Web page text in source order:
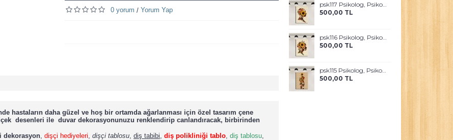
psk117 Psikolog, Psikoterapi ve Psikiyatri Merkezi, Terapi Odası Tablosu Sanatla Terapi
500,00 TL
psk116 Psikolog, Psikoterapi ve Psikiyatri Merkezi, Terapi Odası Tablosu Sanatla Terapi
500,00 TL
psk115 Psikolog, Psikoterapi ve Psikiyatri Merkezi, Terapi Odası Tablosu Sanatla Terapi
500,00 TL
0 yorum / Yorum Yap
hastaların daha güzel ve hoş bir ortamda ağarlanması için özel tasarım çene
desenleri ile duvar dekorasyonunuzu renklendirip canlandıracak, birbirinden
dekorasyon, dişçi hediyeleri, dişçi tablosu, diş tabibi, diş polikliniği tablo, diş tablosu,